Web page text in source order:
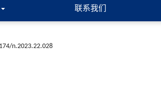
联系我们
n.2023.22.028